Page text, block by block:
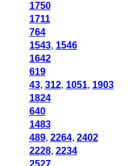
1750
1711
764
1543, 1546
1642
619
43, 312, 1051, 1903
1824
640
1483
489, 2264, 2402
2228, 2234
2527